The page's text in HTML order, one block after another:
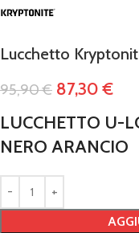
Lucchetto
95,90€ 87,30€
LUCCHETTO U-
NERO ARANCIO